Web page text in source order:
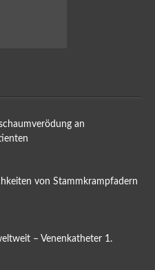
an
von Stammkrampfadern
– Venenkatheter 1.